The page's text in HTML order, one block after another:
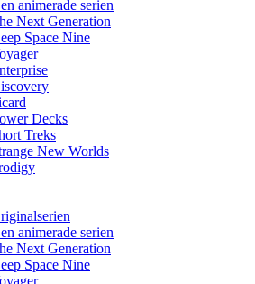
animerade serien
Next Generation
Space Nine
Decks
Treks
New Worlds
animerade serien
Next Generation
Space Nine